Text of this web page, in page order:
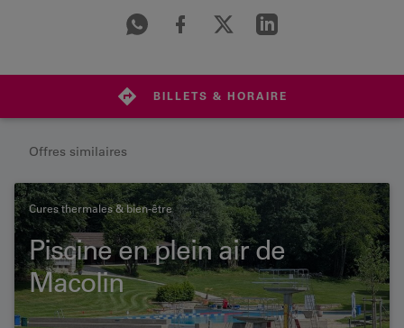
BILLETS & HORAIRE
Offres similaires
Cures thermales & bien-être
Piscine en plein air de
Macolin